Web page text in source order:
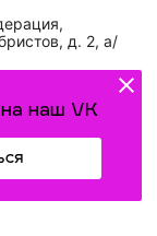
на наш VK
д. 2, а/